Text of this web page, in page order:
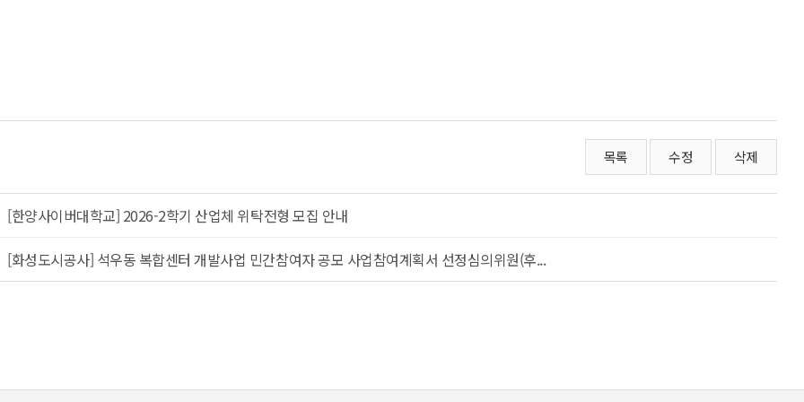
목록 수정 삭제
[한양사이버대학교] 2026-2학기 산업체 위탁전형 모집 안내
[화성도시공사] 석우동 복합센터 개발사업 민간참여자 공모 사업참여계획서 선정심의위원(후...